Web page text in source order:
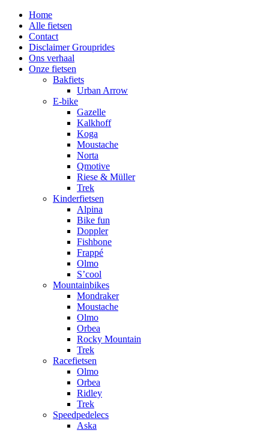
Home
Alle fietsen
Contact
Disclaimer Grouprides
Ons verhaal
Onze fietsen
Bakfiets
Urban Arrow
E-bike
Gazelle
Kalkhoff
Koga
Moustache
Norta
Qmotive
Riese & Müller
Trek
Kinderfietsen
Alpina
Bike fun
Doppler
Fishbone
Frappé
Olmo
S’cool
Mountainbikes
Mondraker
Moustache
Olmo
Orbea
Rocky Mountain
Trek
Racefietsen
Olmo
Orbea
Ridley
Trek
Speedpedelecs
Aska